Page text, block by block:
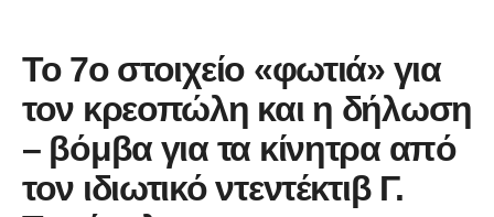
Το 7ο στοιχείο «φωτιά» για
τον κρεοπώλη και η δήλωση
– βόμβα για τα κίνητρα από
τον ιδιωτικό ντεντέκτιβ Γ.